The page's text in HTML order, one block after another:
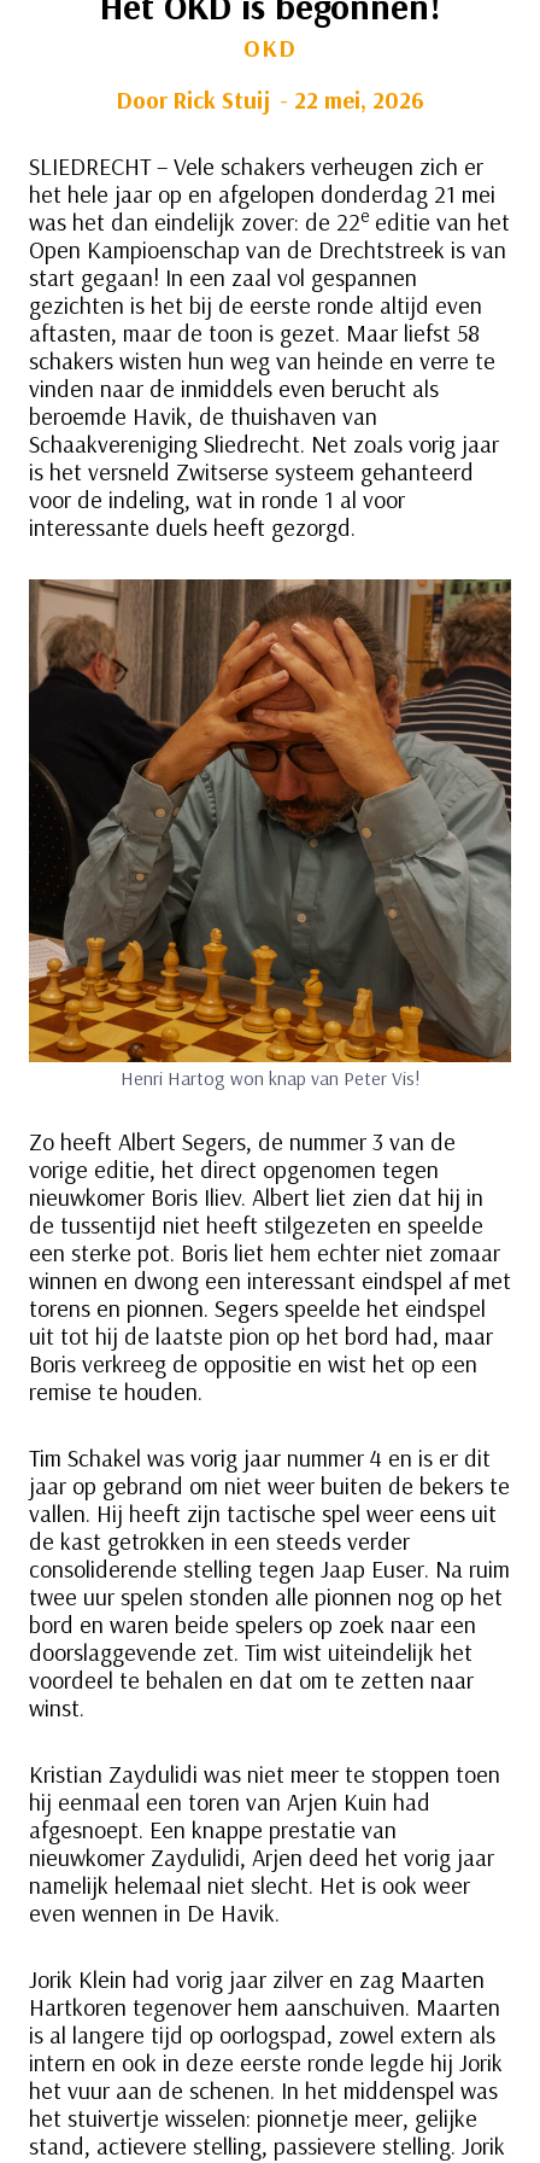
OKD
Door Rick Stuij 22 mei, 2026
SLIEDRECHT – Vele schakers verheugen zich er
het hele jaar op en afgelopen donderdag 21 mei
was het dan eindelijk zover: de 22e editie van het
Open Kampioenschap van de Drechtstreek is van
start gegaan! In een zaal vol gespannen
gezichten is het bij de eerste ronde altijd even
aftasten, maar de toon is gezet. Maar liefst 58
schakers wisten hun weg van heinde en verre te
vinden naar de inmiddels even berucht als
beroemde Havik, de thuishaven van
Schaakvereniging Sliedrecht. Net zoals vorig jaar
is het versneld Zwitserse systeem gehanteerd
voor de indeling, wat in ronde 1 al voor
interessante duels heeft gezorgd.
Henri Hartog won knap van Peter Vis!
Zo heeft Albert Segers, de nummer 3 van de
vorige editie, het direct opgenomen tegen
nieuwkomer Boris Iliev. Albert liet zien dat hij in
de tussentijd niet heeft stilgezeten en speelde
een sterke pot. Boris liet hem echter niet zomaar
winnen en dwong een interessant eindspel af met
torens en pionnen. Segers speelde het eindspel
uit tot hij de laatste pion op het bord had, maar
Boris verkreeg de oppositie en wist het op een
remise te houden.
Tim Schakel was vorig jaar nummer 4 en is er dit
jaar op gebrand om niet weer buiten de bekers te
vallen. Hij heeft zijn tactische spel weer eens uit
de kast getrokken in een steeds verder
consoliderende stelling tegen Jaap Euser. Na ruim
twee uur spelen stonden alle pionnen nog op het
bord en waren beide spelers op zoek naar een
doorslaggevende zet. Tim wist uiteindelijk het
voordeel te behalen en dat om te zetten naar
winst.
Kristian Zaydulidi was niet meer te stoppen toen
hij eenmaal een toren van Arjen Kuin had
afgesnoept. Een knappe prestatie van
nieuwkomer Zaydulidi, Arjen deed het vorig jaar
namelijk helemaal niet slecht. Het is ook weer
even wennen in De Havik.
Jorik Klein had vorig jaar zilver en zag Maarten
Hartkoren tegenover hem aanschuiven. Maarten
is al langere tijd op oorlogspad, zowel extern als
intern en ook in deze eerste ronde legde hij Jorik
het vuur aan de schenen. In het middenspel was
het stuivertje wisselen: pionnetje meer, gelijke
stand, actievere stelling, passievere stelling. Jorik